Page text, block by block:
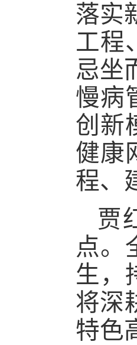
落实
工程
忌坐
慢病
创新
健康
程、
贾
点。
生，
将深
特色